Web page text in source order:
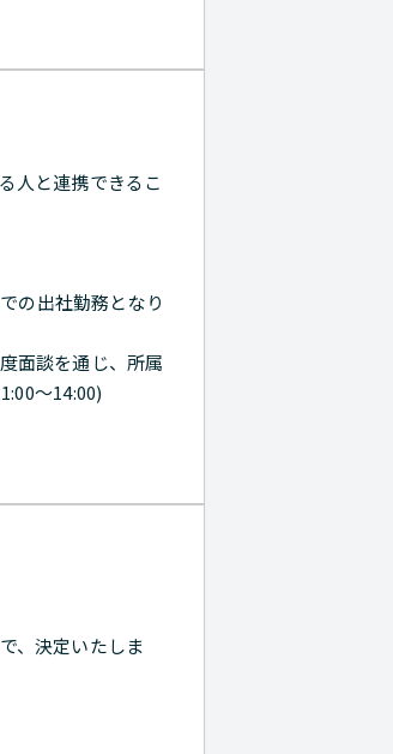
人と連携できるこ
の出社勤務となり
面談を通じ、所属
～14:00)
、決定いたしま